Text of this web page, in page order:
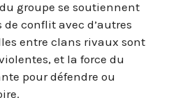
groupe se soutiennent
conflit avec d’autres
entre clans rivaux sont
et la force du
pour défendre ou